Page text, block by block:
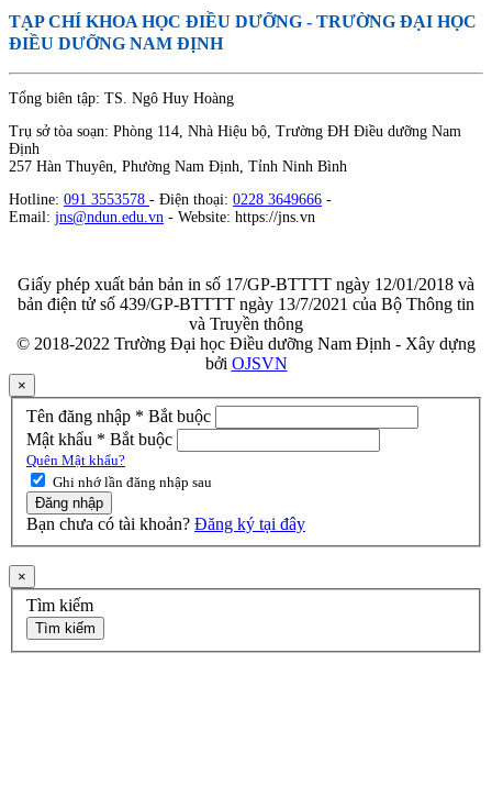
TẠP CHÍ KHOA HỌC ĐIỀU DƯỠNG - TRƯỜNG ĐẠI HỌC
ĐIỀU DƯỠNG NAM ĐỊNH
Tổng biên tập: TS. Ngô Huy Hoàng
Trụ sở tòa soạn: Phòng 114, Nhà Hiệu bộ, Trường ĐH Điều dưỡng Nam
Định
257 Hàn Thuyên, Phường Nam Định, Tỉnh Ninh Bình
Hotline: 091 3553578 - Điện thoại: 0228 3649666 -
Email: jns@ndun.edu.vn - Website: https://jns.vn
Giấy phép xuất bản bản in số 17/GP-BTTTT ngày 12/01/2018 và
bản điện tử số 439/GP-BTTTT ngày 13/7/2021 của Bộ Thông tin
và Truyền thông
© 2018-2022 Trường Đại học Điều dưỡng Nam Định - Xây dựng
bởi OJSVN
×
Tên đăng nhập * Bắt buộc
Mật khẩu * Bắt buộc
Quên Mật khẩu?
Ghi nhớ lần đăng nhập sau
Đăng nhập
Bạn chưa có tài khoản? Đăng ký tại đây
×
Tìm kiếm
Tìm kiếm